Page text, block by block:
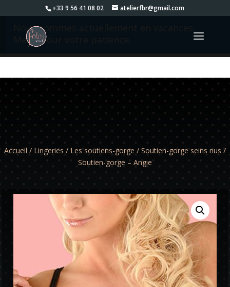
+33 9 56 41 08 02 atelierfbr@gmail.com
Nous sommes actuellement en vacances.
Merci pour votre patience.
Accueil / Lingeries / Les soutiens-gorge / Soutien-gorge seins nus /
Soutien-gorge – Angie